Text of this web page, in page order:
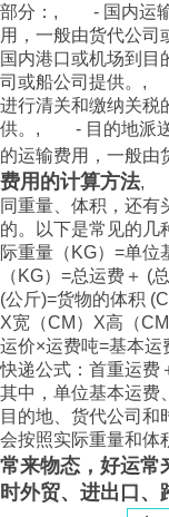
部分：, - 国内运输
用，一般由货代公司
国内港口或机场到目
司或船公司提供。,
进行清关和缴纳关税
供。, - 目的地派送
的运输费用，一般
费用的计算方法,
同重量、体积，还有
的。以下是常见的
际重量（KG）=单位
（KG）=总运费＋ (
(公斤)=货物的体积
X宽（CM）X高（
运价×运费吨=基本
快递公式：首重运
其中，单位基本运费
目的地、货代公司
会按照实际重量和
常来物态，好运常
时外贸、进出口、